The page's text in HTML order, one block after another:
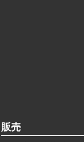
販売